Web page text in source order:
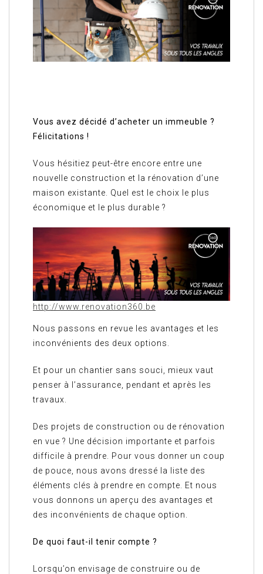
Vous avez décidé d’acheter un immeuble ?
Félicitations !
Vous hésitiez peut-être encore entre une
nouvelle construction et la rénovation d’une
maison existante. Quel est le choix le plus
économique et le plus durable ?
http://www.renovation360.be
Nous passons en revue les avantages et les
inconvénients des deux options.
Et pour un chantier sans souci, mieux vaut
penser à l’assurance, pendant et après les
travaux.
Des projets de construction ou de rénovation
en vue ? Une décision importante et parfois
difficile à prendre. Pour vous donner un coup
de pouce, nous avons dressé la liste des
éléments clés à prendre en compte. Et nous
vous donnons un aperçu des avantages et
des inconvénients de chaque option.
De quoi faut-il tenir compte ?
Lorsqu’on envisage de construire ou de